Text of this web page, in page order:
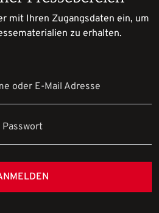
mit Ihren Zugangsdaten ein, um
zu erhalten.
oder E-Mail Adresse
Passwort